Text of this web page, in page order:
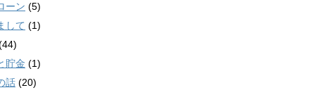
ーン (5)
して (1)
貯金 (1)
話 (20)